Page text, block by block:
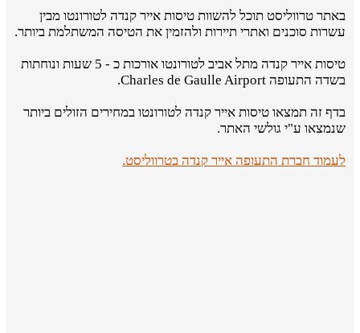
באתר טרווליסט תוכל להשוות טיסות אייר קנדה לטורונטו מבין
עשרות סוכנים ואתרי תיירות ולהזמין את הטיסה המשתלמת ביותר.
טיסות אייר קנדה מתל אביב לטורונטו אורכות כ - 5 שעות ונוחתות
בשדה התעופה Charles de Gaulle Airport.
בדף זה תמצאו טיסות אייר קנדה לטורונטו במחירים הזולים ביותר
שנמצאו ע"י גולשי האתר.
לעמוד חברת התעופה אייר קנדה בטרווליסט.